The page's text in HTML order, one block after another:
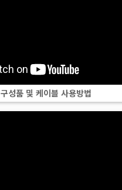
구성품 및 케이블 사용방법